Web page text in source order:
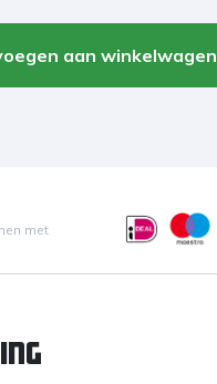
aan winkelwagen
met